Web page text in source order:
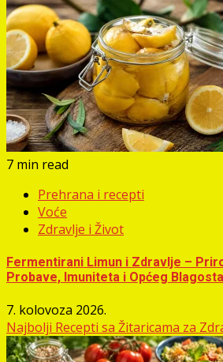
7 min read
Prehrana i recepti
Voće
Zdravlje i Život
Fermentirani Limun i Zdravlje –
Probave, Imuniteta i Općeg
7. kolovoza 2026.
Najbolji Recepti sa Žitaricama za